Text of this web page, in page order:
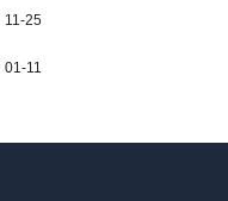
11-25
01-11